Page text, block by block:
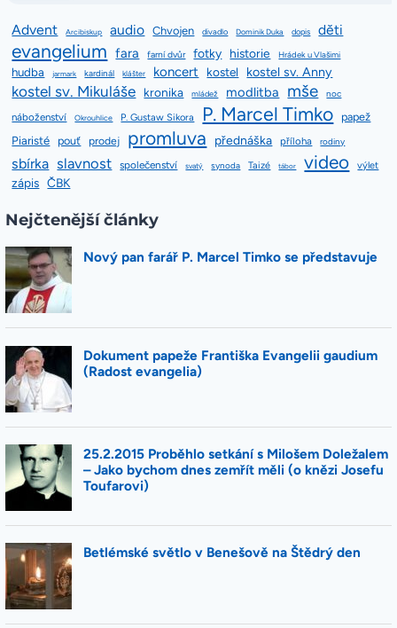
Advent Arcibiskup audio Chvojen divadlo Dominik Duka dopis děti
evangelium fara farní dvůr fotky historie Hrádek u Vlašimi
hudba jarmark kardinál klášter koncert kostel kostel sv. Anny
kostel sv. Mikuláše kronika mládež modlitba mše noc
náboženství Okrouhlice P. Gustaw Sikora P. Marcel Timko
papež
Piaristé
pouť prodej promluva přednáška příloha rodiny
sbírka slavnost společenství svatý synoda Taizé tábor video výlet
zápis ČBK
Nejčtenější články